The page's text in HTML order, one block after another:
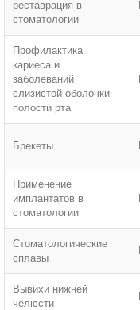
реставрация в
стоматологии
Профилактика
кариеса и
заболеваний
слизистой оболочки
полости рта
Брекеты
Применение
имплантатов в
стоматологии
Стоматологические
сплавы
Вывихи нижней
челюсти